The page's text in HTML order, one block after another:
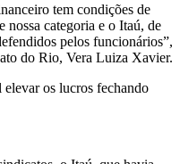
tem condições de
nossa categoria e o Itaú, de
pelos funcionários”,
do Rio, Vera Luiza Xavier.
elevar os lucros fechando